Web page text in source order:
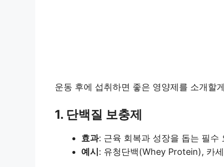
운동 후에 섭취하면 좋은 영양제를 소개할
1. 단백질 보충제
효과: 근육 회복과 성장을 돕는 필수
예시: 유청단백(Whey Protein), 카